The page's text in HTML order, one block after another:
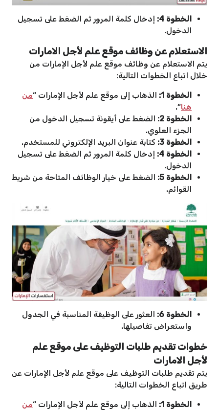
الخطوة 4:
إدخال كلمة المرور ثم الضغط على تسجيل
الدخول.
الاستعلام عن وظائف موقع علم لأجل الامارات
يتم الاستعلام عن وظائف موقع علم لأجل الإمارات من
خلال اتباع الخطوات التالية:
الخطوة 1: الذهاب إلى موقع علم لأجل الإمارات “من
هنا“.
الخطوة 2:
الضغط على أيقونة تسجيل الدخول من
الجزء العلوي.
الخطوة 3:
كتابة عنوان البريد الإلكتروني للمستخدم.
الخطوة 4:
إدخال كلمة المرور ثم الضغط على تسجيل
الدخول.
الخطوة 5:
الضغط على خيار الوظائف المتاحة من شريط
القوائم.
الخطوة 6:
العثور على الوظيفة المناسبة في الجدول
واستعراض تفاصيلها.
خطوات تقديم طلبات التوظيف على موقع علم
لأجل الامارات
يتم تقديم طلبات التوظيف على موقع علم لأجل الإمارات عن
طريق اتباع الخطوات التالية:
الخطوة 1: الذهاب إلى موقع علم لأجل الإمارات “من